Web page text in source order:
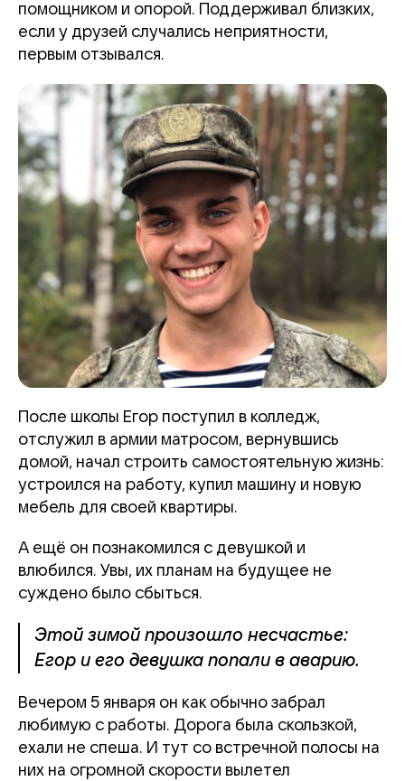
помощником и опорой. Поддерживал близких,
если у друзей случались неприятности,
первым отзывался.
После школы Егор поступил в колледж,
отслужил в армии матросом, вернувшись
домой, начал строить самостоятельную жизнь:
устроился на работу, купил машину и новую
мебель для своей квартиры.
А ещё он познакомился с девушкой и
влюбился. Увы, их планам на будущее не
суждено было сбыться.
Этой зимой произошло несчастье:
Егор и его девушка попали в аварию.
Вечером 5 января он как обычно забрал
любимую с работы. Дорога была скользкой,
ехали не спеша. И тут со встречной полосы на
них на огромной скорости вылетел